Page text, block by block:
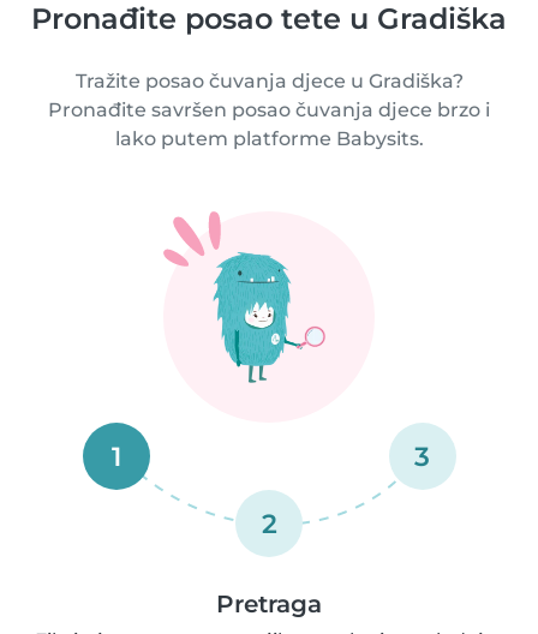
Pronađite posao tete u Gradiška
Tražite posao čuvanja djece u Gradiška?
Pronađite savršen posao čuvanja djece brzo i
lako putem platforme Babysits.
1
2
3
Pretraga